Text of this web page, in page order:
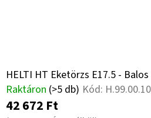
HELTI HT Eketörzs E17.5 - Balos
Raktáron (>5 db) Kód:
42 672 Ft